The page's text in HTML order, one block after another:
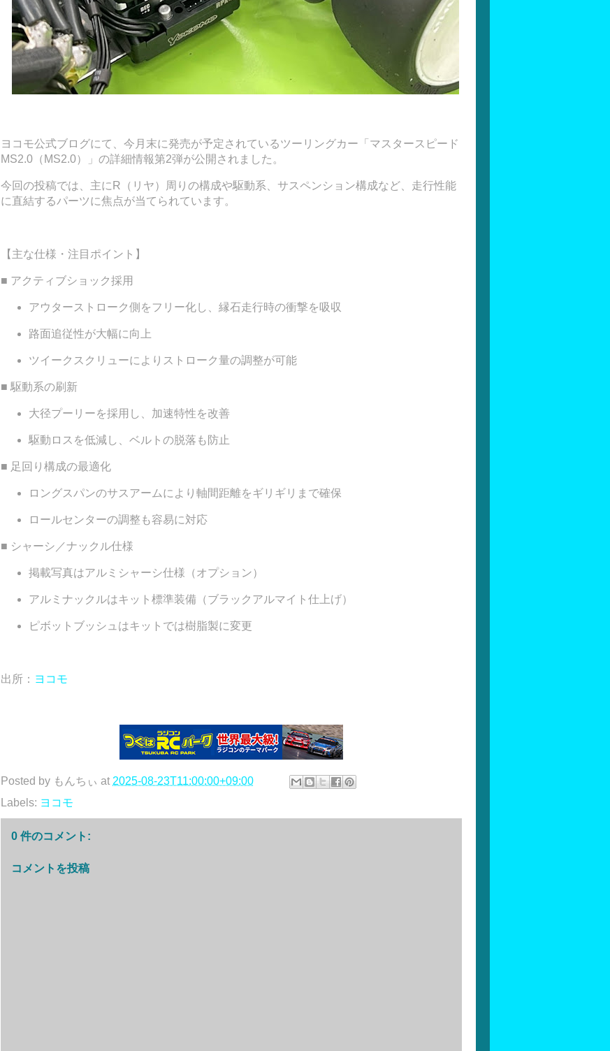
ヨコモ公式ブログにて、今月末に発売が予定されているツーリングカー「マスタースピード
MS2.0（MS2.0）」の詳細情報第2弾が公開されました。
今回の投稿では、主にR（リヤ）周りの構成や駆動系、サスペンション構成など、走行性能
に直結するパーツに焦点が当てられています。
【主な仕様・注目ポイント】
■ アクティブショック採用
アウターストローク側をフリー化し、縁石走行時の衝撃を吸収
路面追従性が大幅に向上
ツイークスクリューによりストローク量の調整が可能
■ 駆動系の刷新
大径プーリーを採用し、加速特性を改善
駆動ロスを低減し、ベルトの脱落も防止
■ 足回り構成の最適化
ロングスパンのサスアームにより軸間距離をギリギリまで確保
ロールセンターの調整も容易に対応
■ シャーシ／ナックル仕様
掲載写真はアルミシャーシ仕様（オプション）
アルミナックルはキット標準装備（ブラックアルマイト仕上げ）
ピボットブッシュはキットでは樹脂製に変更
出所： ヨコモ
Posted by もんちぃ at 2025-08-23T11:00:00+09:00
Labels: ヨコモ
0 件のコメント:
コメントを投稿